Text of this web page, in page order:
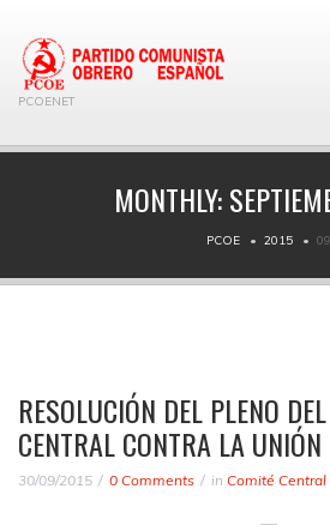
PCOENET
MONTHLY:
PCOE 2015 09
RESOLUCIÓN DEL PLENO
CENTRAL CONTRA LA UNIÓN
30/09/2015 0 Comments in Comité Central